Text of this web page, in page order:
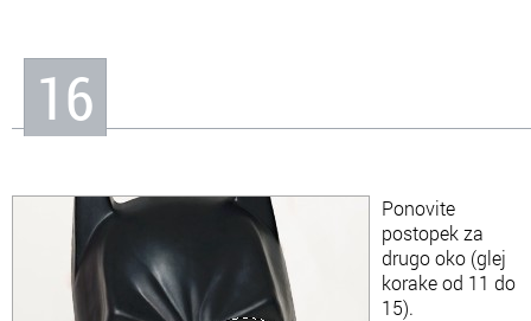
16
Ponovite
postopek za
drugo oko (glej
korake od 11 do
15).